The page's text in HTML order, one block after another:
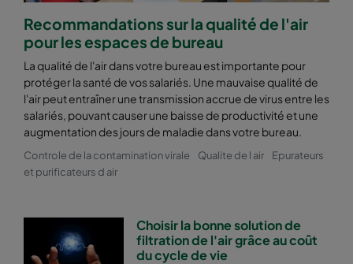
2550 592x892x520-10 ePM2,5 50% M6
2550 490x892x520-8 ePM2,5 50% M6
2550 287x892x520-5 ePM2,5 50% M6
2550 592x592x600-8 ePM2,5 50% M6
2550 490x592x600-6 ePM2,5 50% M6
Recommandations sur la qualité de l'air
pour les espaces de bureau
La qualité de l'air dans votre bureau est importante pour
protéger la santé de vos salariés. Une mauvaise qualité de
l'air peut entraîner une transmission accrue de virus entre les
salariés, pouvant causer une baisse de productivité et une
augmentation des jours de maladie dans votre bureau.
Controle de la contamination virale Qualite de l air
Epurateurs
et purificateurs d air
Choisir la bonne solution de
filtration de l'air grâce au coût
du cycle de vie